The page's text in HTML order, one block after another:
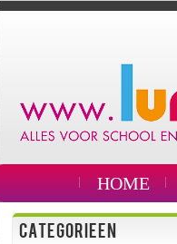
HOME
CATEGORIEEN